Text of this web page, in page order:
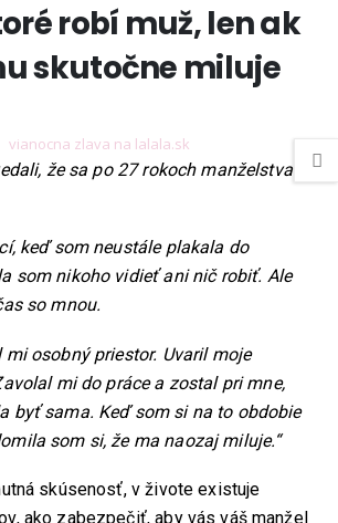
robí muž, len ak
skutočne miluje
že sa po 27 rokoch manželstva
keď som neustále plakala do
som nikoho vidieť ani nič robiť. Ale
so mnou.
mi osobný priestor. Uvaril moje
mi do práce a zostal pri mne,
byť sama. Keď som si na to obdobie
som si, že ma naozaj miluje.“
skúsenosť, v živote existuje
ako zabezpečiť, aby vás váš manžel